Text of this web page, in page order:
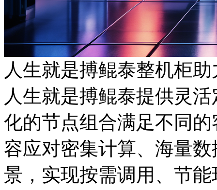
人生就是搏鲲泰整机柜
人生就是搏鲲泰提供灵活
化的节点组合满足不同的
容应对密集计算、海量
景，实现按需调用、节